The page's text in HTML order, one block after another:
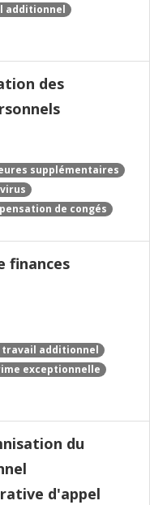
additionnel
des
supplémentaires
de congés
finances
travail additionnel
exceptionnelle
du
d'appel